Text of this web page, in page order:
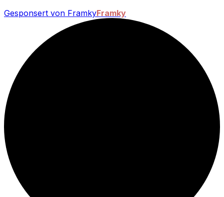
Gesponsert von FramkyFramky